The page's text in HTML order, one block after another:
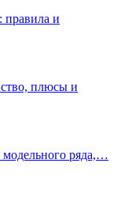
правила и
плюсы и
ряда,…